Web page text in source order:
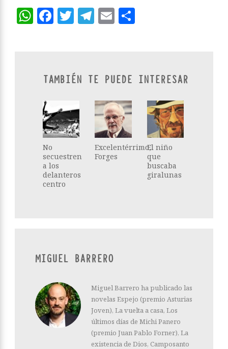
WhatsApp
Facebook
Twitter
Telegram
Email
TAMBIÉN TE PUEDE INTERESAR
No
secuestren
a los
delanteros
centro
Excelentérrimo,
Forges
El niño
que
buscaba
giralunas
MIGUEL BARRERO
Miguel Barrero ha publicado las
novelas Espejo (premio Asturias
Joven), La vuelta a casa, Los
últimos días de Michi Panero
(premio Juan Pablo Forner), La
existencia de Dios, Camposanto